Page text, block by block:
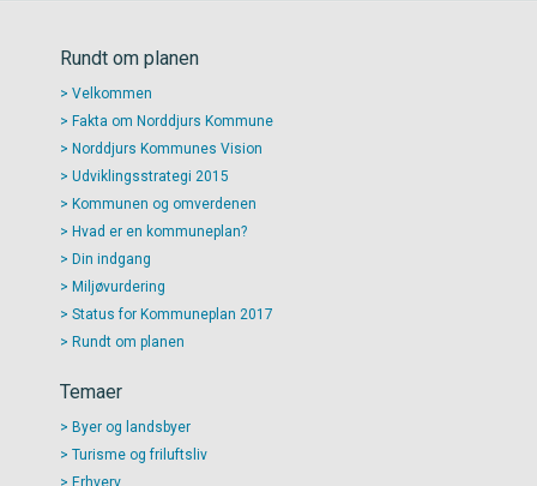
Rundt om planen
Velkommen
Fakta om Norddjurs Kommune
Norddjurs Kommunes Vision
Udviklingsstrategi 2015
Kommunen og omverdenen
Hvad er en kommuneplan?
Din indgang
Miljøvurdering
Status for Kommuneplan 2017
Rundt om planen
Temaer
Byer og landsbyer
Turisme og friluftsliv
Erhverv